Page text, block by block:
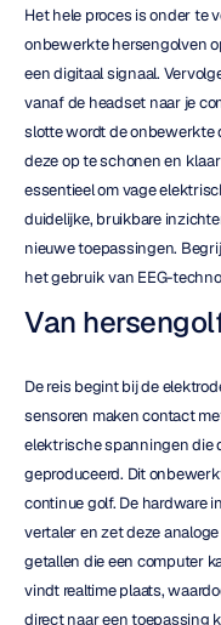
Het hele proces is onder te
onbewerkte hersengolven
een digitaal signaal.
vanaf de headset naar je
slotte wordt de onbewerkte
deze op te schonen en
essentieel om vage
duidelijke, bruikbare
nieuwe toepassingen.
het gebruik van EEG-
Van
De reis begint bij de
sensoren maken contact
elektrische spanningen die
geproduceerd. Dit
continue golf. De hardware
vertaler en zet deze
getallen die een computer
vindt realtime plaats,
direct naar een toepassing